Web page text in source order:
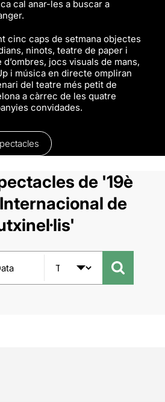
cal anar-les a buscar a
cinc caps de setmana objectes
ninots, teatre de paper i
d’ombres, jocs visuals de mans,
i música en directe ompliran
del teatre més petit de
a càrrec de les quatre
convidades.
de '19è
de